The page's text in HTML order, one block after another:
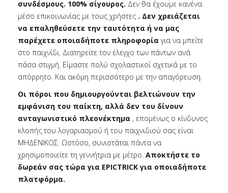
συνδέσμους. 100% σίγουρος. Δεν θα έχουμε κανένα
μέσο επικοινωνίας με τους χρήστες . Δεν χρειάζεται
να επαληθεύσετε την ταυτότητα ή να μας
παρέχετε οποιαδήποτε πληροφορία για να μπείτε
στο παιχνίδι. Διατηρείτε τον έλεγχο των πάντων ανά
πάσα στιγμή. Είμαστε πολύ σχολαστικοί σχετικά με το
απόρρητο. Και ακόμη περισσότερο με την απαγόρευση.
Οι πόροι που δημιουργούνται βελτιώνουν την
εμφάνιση του παίκτη, αλλά δεν του δίνουν
ανταγωνιστικό πλεονέκτημα , επομένως ο κίνδυνος
κλοπής του λογαριασμού ή του παιχνιδιού σας είναι
ΜΗΔΕΝΙΚΟΣ. Ωστόσο, συνιστάται πάντα να
χρησιμοποιείτε τη γεννήτρια με μέτρο. Αποκτήστε το
δωρεάν σας τώρα για EPICTRICK για οποιαδήποτε
πλατφόρμα.